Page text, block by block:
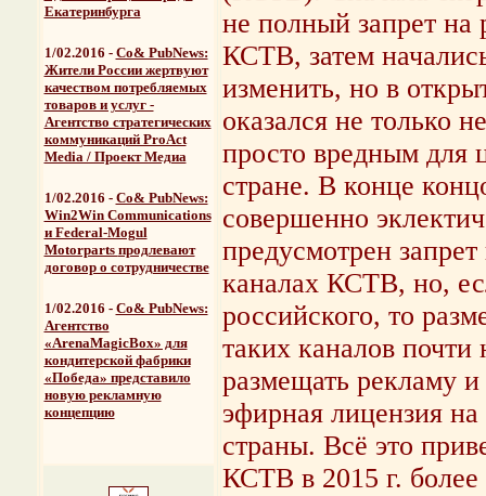
Екатеринбурга
1/02.2016 - Со& PubNews:
Жители России жертвуют
качеством потребляемых
товаров и услуг -
Агентство стратегических
коммуникаций ProAct
Media / Проект Медиа
1/02.2016 - Со& PubNews:
Win2Win Communications
и Federal-Mogul
Motorparts продлевают
договор о сотрудничестве
1/02.2016 - Со& PubNews:
Агентство
«ArenaMagicBox» для
кондитерской фабрики
«Победа» представило
новую рекламную
концепцию
не полный запрет на
КСТВ, затем
изменить, но в
оказался не только
просто вредным для
стране. В конце
совершенно
предусмотрен
каналах КСТВ, но,
российского, то
таких каналов почти
размещать рекламу
эфирная лицензия
страны. Всё это
КСТВ в 2015 г. более